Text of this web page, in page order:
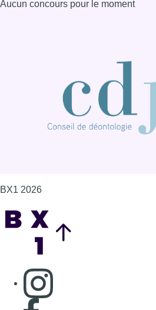
Aucun concours pour le moment
BX1 2026
Consulter page Instagram
Consulter page Facebook